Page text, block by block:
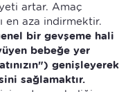
artar. Amaç
en aza indirmektir.
bir gevşeme hali
bebeğe yer
genişleyerek
sağlamaktır.